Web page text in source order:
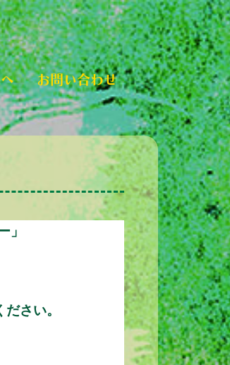
お問い合わせ
」
さい。